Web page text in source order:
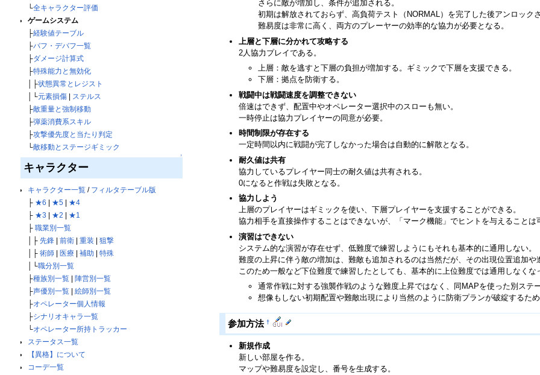
└全キャラクター評価
ゲームシステム
├経験値テーブル
├バフ・デバフ一覧
├ダメージ計算式
├特殊能力と無効化
│├状態異常とレジスト
│└元素損傷|
ステルス
├敵重量と強制移動
├弾薬消費系スキル
├攻撃優先度と当たり判定
└敵移動とステージギミック
↑
キャラクター
キャラクター一覧/ フィルタテーブル版
├ ★6 ★5|
★4
├ ★3 ★2
★1
├ 職業別一覧
│├ 先鋒| 前衛| 重装
狙撃
│├ 術師| 医療| 補助
特殊
│└職分別一覧
├種族別一覧|
陣営別一覧
├声優別一覧| 絵師別一覧
├オペレーター個人情報
├シナリオキャラ一覧
└オペレーター所持トラッカー
ステータス一覧
【異格】について
コーデ一覧
さらに敵が増加し、条件が追加される。
初期は解放されておらず、高負荷テスト（NORMAL）を完了した後アンロック
難易度は非常に高く、両方のプレーヤーの効率的な協力が必要となる。
上層と下層に分かれて攻略する
2人協力プレイである。
上層：敵を逃すと下層の負担が増加する。ギミックで下層を支援できる。
下層：拠点を防衛する。
戦闘中は戦闘速度を調整できない
倍速はできず、配置中やオペレーター選択中のスローも無い。
一時停止は協力プレイヤーの同意が必要。
時間制限が存在する
一定時間以内に戦闘が完了しなかった場合は自動的に解散となる。
耐久値は共有
協力しているプレイヤー同士の耐久値は共有される。
0になると作戦は失敗となる。
協力しよう
上層のプレイヤーはギミックを使い、下層プレイヤーを支援することができる。
協力相手を直接操作することはできないが、「マーク機能」でヒントを与えることは
演習はできない
システム的な演習が存在せず、低難度で練習しようにもそれも基本的に通用しない。
難度の上昇に伴う敵の増加は、難敵も追加されるのは当然だが、その出現位置追加
このため一般など下位難度で練習したとしても、基本的に上位難度では通用しなくな
通常作戦に対する強襲作戦のような難度上昇ではなく、同MAPを使った別ステ
想像もしない初期配置や難敵出現により当然のように防衛プランが破綻するた
参加方法†
新規作成
新しい部屋を作る。
マップや難易度を設定し、番号を生成する。